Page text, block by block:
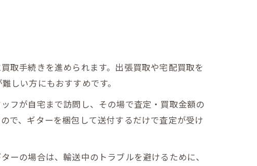
取手続きを進められます。出張買取や宅配買取を
しい方にもおすすめです。
フが自宅まで訪問し、その場で査定・買取金額の
で、ギターを梱包して送付するだけで査定が受け
ーの場合は、輸送中のトラブルを避けるために、